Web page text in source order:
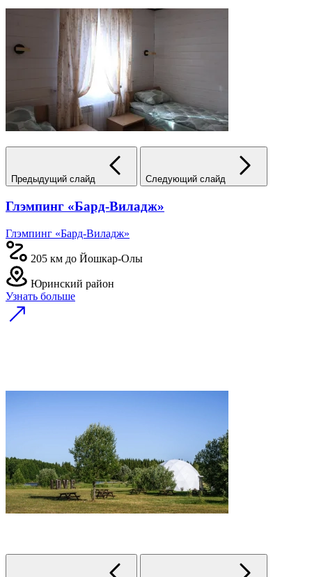
Предыдущий слайд Следующий слайд
Глэмпинг «Бард-Виладж»
Глэмпинг «Бард-Виладж»
205 км до Йошкар-Олы
Юринский район
Узнать больше